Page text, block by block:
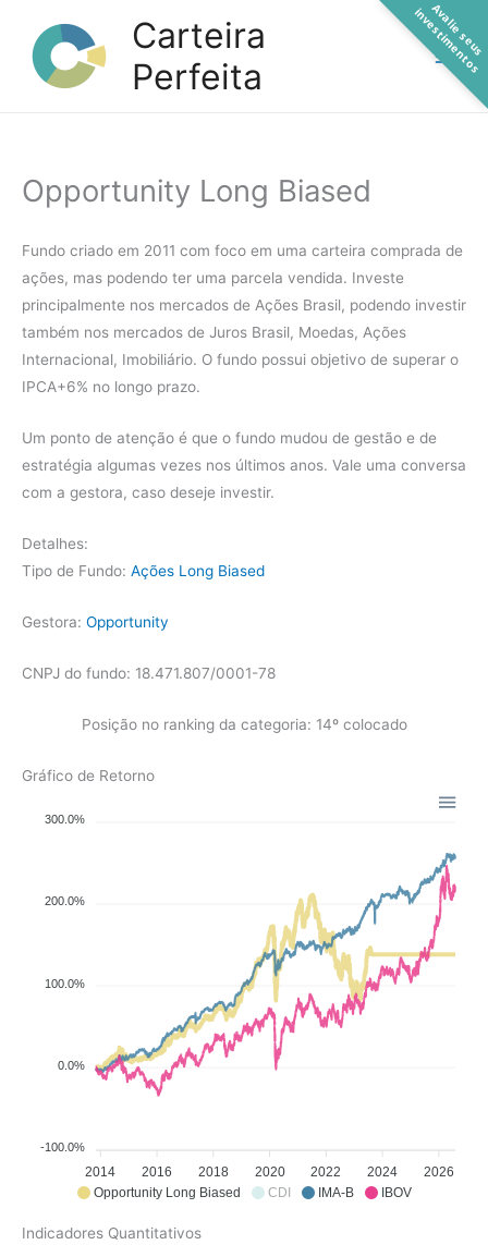
conteúdo
Carteira
Perfeita
Opportunity Long Biased
Fundo criado em 2011 com foco em uma carteira comprada de
ações, mas podendo ter uma parcela vendida. Investe
principalmente nos mercados de Ações Brasil, podendo investir
também nos mercados de Juros Brasil, Moedas, Ações
Internacional, Imobiliário. O fundo possui objetivo de superar o
IPCA+6% no longo prazo.
Um ponto de atenção é que o fundo mudou de gestão e de
estratégia algumas vezes nos últimos anos. Vale uma conversa
com a gestora, caso deseje investir.
Detalhes:
Tipo de Fundo: Ações Long Biased
Gestora: Opportunity
CNPJ do fundo: 18.471.807/0001-78
Posição no ranking da categoria: 14º colocado
Gráfico de Retorno
Opportunity Long Biased CDI IMA-B IBOV
300.0%
200.0%
100.0%
0.0%
-100.0%
2014 2016 2018 2020 2022 2024 2026
Indicadores Quantitativos
A
v
a
l
i
e
s
e
u
s
i
n
v
e
s
t
i
m
e
n
t
o
s